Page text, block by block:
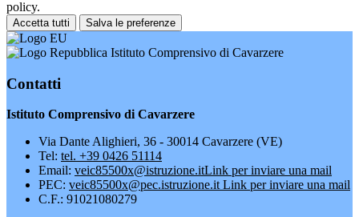
policy.
Accetta tutti Salva le preferenze
Istituto Comprensivo di Cavarzere
Contatti
Istituto Comprensivo di Cavarzere
Via Dante Alighieri, 36 - 30014 Cavarzere (VE)
Tel: tel. +39 0426 51114
Email: veic85500x@istruzione.itLink per inviare una mail
PEC: veic85500x@pec.istruzione.it Link per inviare una mail
C.F.: 91021080279